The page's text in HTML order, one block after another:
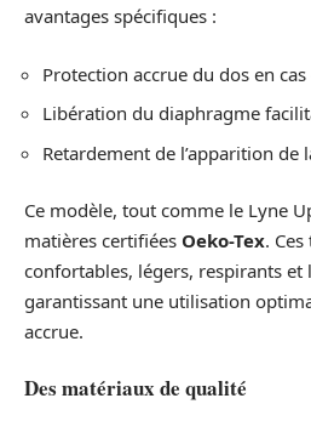
avantages spécifiques :
Protection accrue du dos en cas
Libération du diaphragme
Retardement de l’apparition de
Ce modèle, tout comme le Lyne
matières certifiées Oeko-Tex.
confortables, légers, respirants et
garantissant une utilisation
accrue.
Des matériaux de qualité